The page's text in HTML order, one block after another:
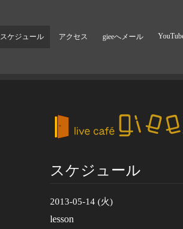
スケジュール アクセス gieeへメール
スケジュール
2013-05-14 (火)
lesson